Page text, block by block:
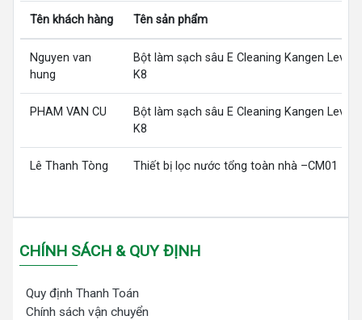
Tên khách hàng Tên sản phẩm
Nguyen van
hung
Bột làm sạch sâu E Cleaning Kangen
K8
PHAM VAN CU
Bột làm sạch sâu E Cleaning Kangen
K8
Lê Thanh Tòng Thiết bị lọc nước tổng toàn nhà –CM01
CHÍNH SÁCH & QUY ĐỊNH
Quy định Thanh Toán
Chính sách vận chuyển